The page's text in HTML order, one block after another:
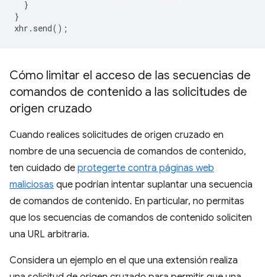
}
}
xhr . send();
Cómo limitar el acceso de las secuencias de
comandos de contenido a las solicitudes de
origen cruzado
Cuando realices solicitudes de origen cruzado en
nombre de una secuencia de comandos de contenido,
ten cuidado de protegerte contra páginas web
maliciosas que podrían intentar suplantar una secuencia
de comandos de contenido. En particular, no permitas
que los secuencias de comandos de contenido soliciten
una URL arbitraria.
Considera un ejemplo en el que una extensión realiza